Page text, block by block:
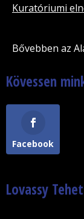
Kuratóriumi
Bővebben az
Kövessen
Facebook
Lovassy